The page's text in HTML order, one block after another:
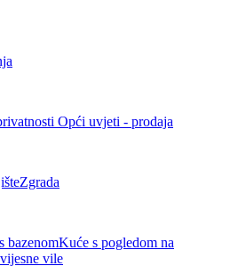
Opći uvjeti - prodaja
Zgrada
bazenomKuće s pogledom na
vile